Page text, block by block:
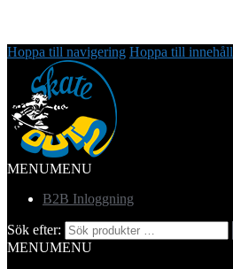
Hoppa till navigering Hoppa till innehåll
MENUMENU
B2B Inloggning
Sök efter:
MENUMENU